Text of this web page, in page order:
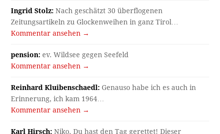
Ingrid Stolz: Nach geschätzt 30 überflogenen
Zeitungsartikeln zu Glockenweihen in ganz Tirol…
Kommentar ansehen →
pension: ev. Wildsee gegen Seefeld
Kommentar ansehen →
Reinhard Kluibenschaedl: Genauso habe ich es auch in
Erinnerung, ich kam 1964…
Kommentar ansehen →
Karl Hirsch: Niko, Du hast den Tag gerettet! Dieser